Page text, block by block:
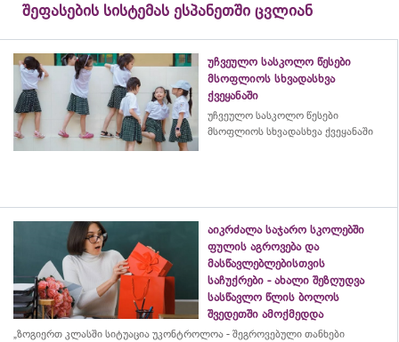
შეფასების სისტემას ესპანეთში ცვლიან
უჩვეულო სასკოლო წესები
მსოფლიოს სხვადასხვა
ქვეყანაში
უჩვეულო სასკოლო წესები
მსოფლიოს სხვადასხვა ქვეყანაში
აიკრძალა საჯარო სკოლებში
ფულის აგროვება და
მასწავლებლებისთვის
საჩუქრები - ახალი შეზღუდვა
სასწავლო წლის ბოლოს
შვედეთში ამოქმედდა
„ზოგიერთ კლასში სიტუაცია უკონტროლოა - შეგროვებული თანხები